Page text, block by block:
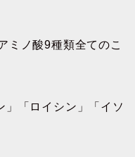
ミノ酸9種類全てのこ
」「ロイシン」「イソ